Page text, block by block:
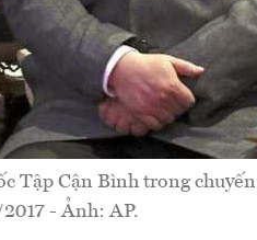
Tập Cận Bình trong chuyến
- Ảnh: AP.